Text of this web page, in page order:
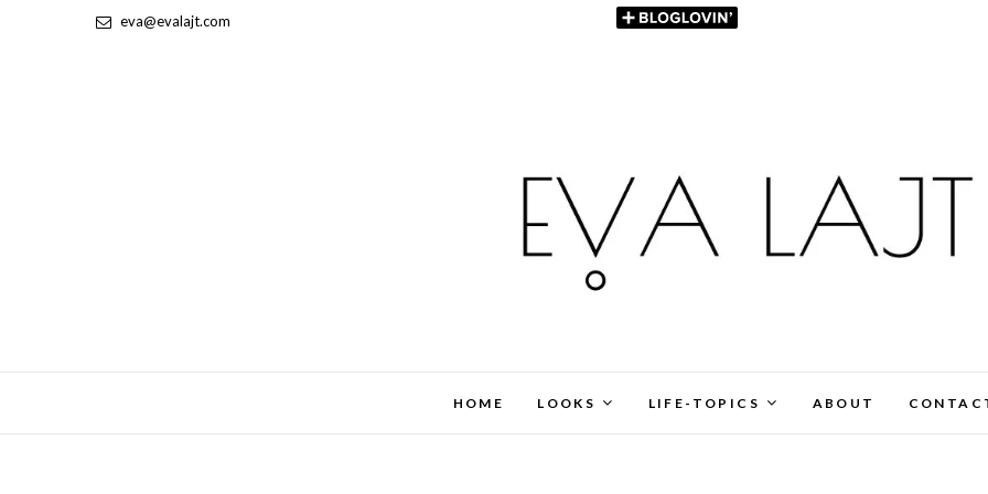
eva@evalajt.com
HOME LOOKS LIFE-TOPICS ABOUT